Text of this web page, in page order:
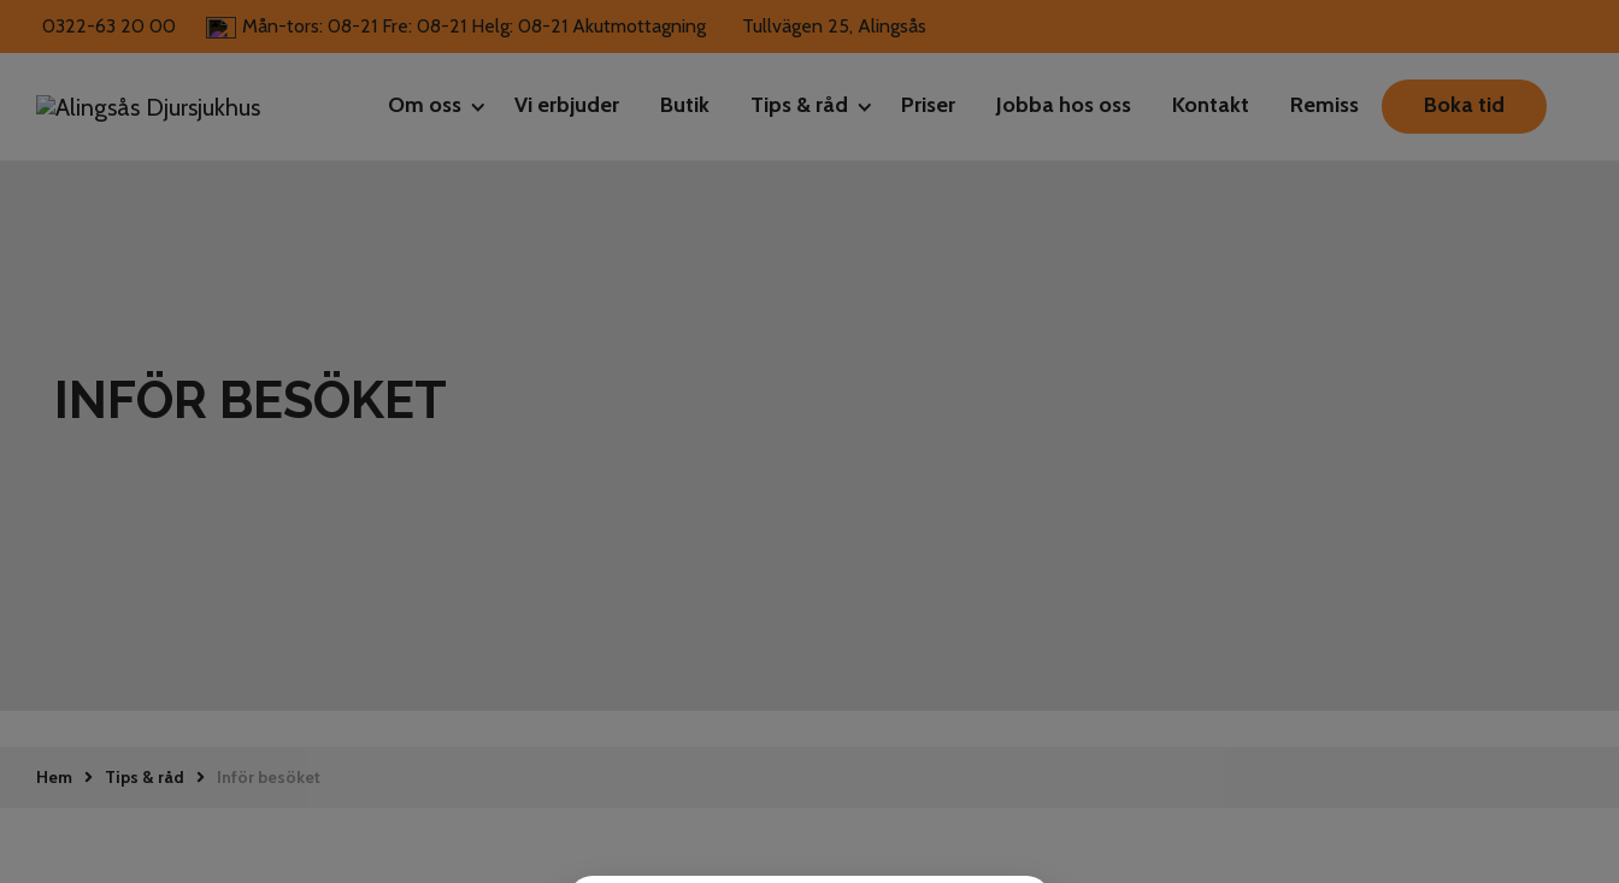
0322-63 20 00 Mån-tors: 08-21 Fre: 08-21 Helg: 08-21 Akutmottagning Tullvägen 25, Alingsås
Om oss Vi erbjuder Butik Tips & råd Priser Jobba hos oss Kontakt Remiss Boka tid
INFÖR BESÖKET
Hem Tips & råd Inför besöket